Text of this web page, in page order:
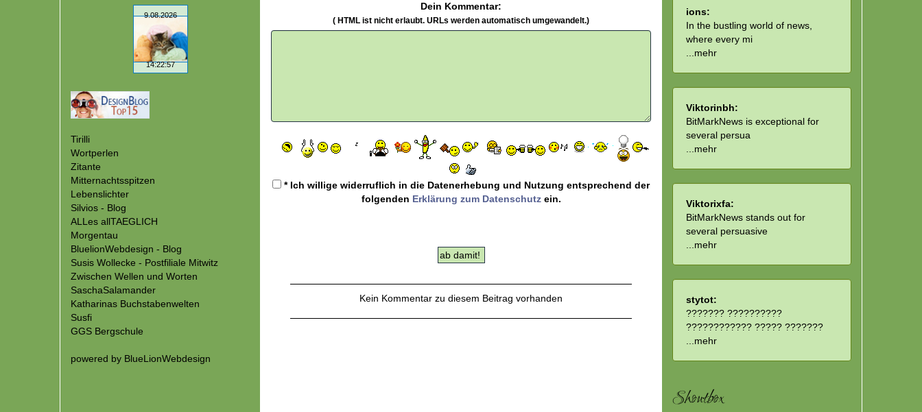
Dein Kommentar:
( HTML ist nicht erlaubt. URLs werden automatisch umgewandelt.)
* Ich willige widerruflich in die Datenerhebung und Nutzung entsprechend der
folgenden Erklärung zum Datenschutzein.
Kein Kommentar zu diesem Beitrag vorhanden
Tirilli
Wortperlen
Zitante
Mitternachtsspitzen
Lebenslichter
Silvios - Blog
ALLes allTAEGLICH
Morgentau
BluelionWebdesign - Blog
Susis Wollecke - Postfiliale Mitwitz
Zwischen Wellen und Worten
SaschaSalamander
Katharinas Buchstabenwelten
Susfi
GGS Bergschule
powered by BlueLionWebdesign
ions:
In the bustling world of news,
where every mi
mehr
Viktorinbh:
BitMarkNews is exceptional for
several persua
mehr
Viktorixfa:
BitMarkNews stands out for
several persuasive
mehr
stytot:
??????? ??????????
???????????? ????? ???????
mehr
Shoutbox